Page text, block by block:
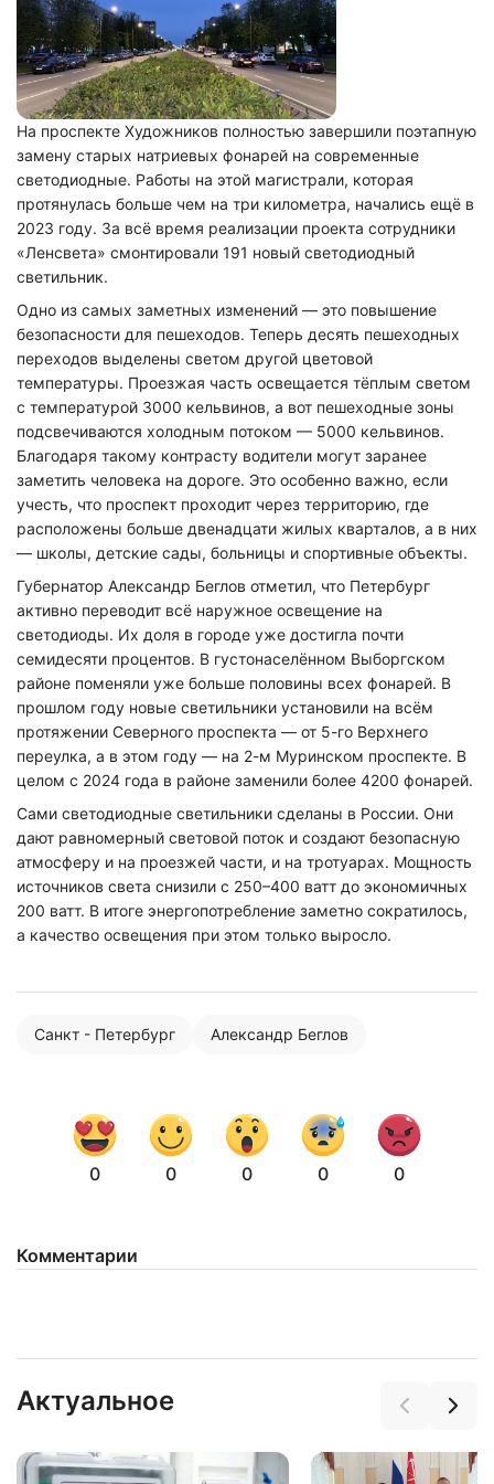
На проспекте Художников полностью завершили поэтапную
замену старых натриевых фонарей на современные
светодиодные. Работы на этой магистрали, которая
протянулась больше чем на три километра, начались ещё в
2023 году. За всё время реализации проекта сотрудники
«Ленсвета» смонтировали 191 новый светодиодный
светильник.
Одно из самых заметных изменений — это повышение
безопасности для пешеходов. Теперь десять пешеходных
переходов выделены светом другой цветовой
температуры. Проезжая часть освещается тёплым светом
с температурой 3000 кельвинов, а вот пешеходные зоны
подсвечиваются холодным потоком — 5000 кельвинов.
Благодаря такому контрасту водители могут заранее
заметить человека на дороге. Это особенно важно, если
учесть, что проспект проходит через территорию, где
расположены больше двенадцати жилых кварталов, а в них
— школы, детские сады, больницы и спортивные объекты.
Губернатор Александр Беглов отметил, что Петербург
активно переводит всё наружное освещение на
светодиоды. Их доля в городе уже достигла почти
семидесяти процентов. В густонаселённом Выборгском
районе поменяли уже больше половины всех фонарей. В
прошлом году новые светильники установили на всём
протяжении Северного проспекта — от 5-го Верхнего
переулка, а в этом году — на 2-м Муринском проспекте. В
целом с 2024 года в районе заменили более 4200 фонарей.
Сами светодиодные светильники сделаны в России. Они
дают равномерный световой поток и создают безопасную
атмосферу и на проезжей части, и на тротуарах. Мощность
источников света снизили с 250–400 ватт до экономичных
200 ватт. В итоге энергопотребление заметно сократилось,
а качество освещения при этом только выросло.
Санкт - Петербург Александр Беглов
0 0 0 0 0
Комментарии
Актуальное
Нажимая на кнопку "Отправить" вы
соглашаетесь сполитикой конфиденциальности